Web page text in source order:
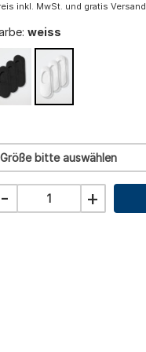
inkl. MwSt. und gratis Versand.
weiss
Größe bitte auswählen
- +